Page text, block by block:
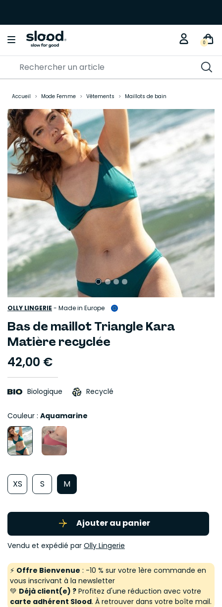
0
Accueil Mode Femme Vêtements Maillots de bain
OLLY LINGERIE - Made in Europe
Bas de maillot Triangle Kara
Matière recyclée
42,00 €
Biologique Recyclé
Couleur : Aquamarine
XS S M
Ajouter au panier
Vendu et expédié par Olly Lingerie
⚡ Offre Bienvenue : -10 % sur votre 1ère commande en
vous inscrivant à la newsletter
💚 Déjà client(e) ? Profitez d'une réduction avec votre
carte adhérent Slood. À retrouver dans votre boîte mail.